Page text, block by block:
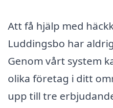
Att få hjälp med
Luddingsbo har
Genom vårt system
olika företag i ditt
upp till tre